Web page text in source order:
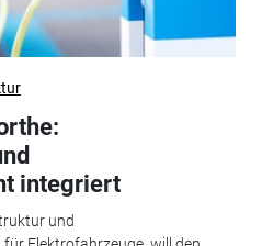
integriert
und